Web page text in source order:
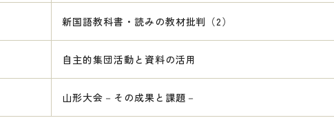
新国語教科書・読みの教材批判（2）
自主的集団活動と資料の活用
山形大会－その成果と課題－